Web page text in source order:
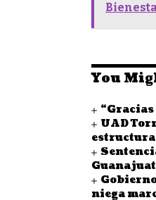
You
UAD
niega